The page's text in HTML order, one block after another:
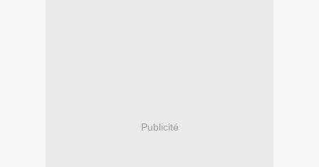
Publicité